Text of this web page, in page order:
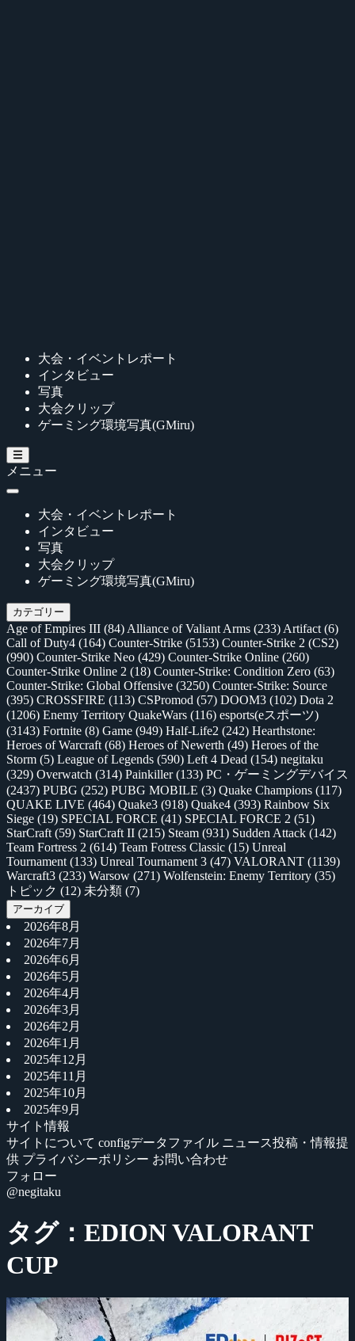
大会・イベントレポート
インタビュー
写真
大会クリップ
ゲーミング環境写真(GMiru)
メニュー
大会・イベントレポート
インタビュー
写真
大会クリップ
ゲーミング環境写真(GMiru)
カテゴリー
Age of Empires III (84) Alliance of Valiant Arms (233) Artifact (6)
Call of Duty4 (164) Counter-Strike (5153) Counter-Strike 2 (CS2)
(990) Counter-Strike Neo (429) Counter-Strike Online (260)
Counter-Strike Online 2 (18) Counter-Strike: Condition Zero (63)
Counter-Strike: Global Offensive (3250) Counter-Strike: Source
(395) CROSSFIRE (113) CSPromod (57) DOOM3 (102) Dota 2
(1206) Enemy Territory QuakeWars (116) esports(eスポーツ)
(3143) Fortnite (8) Game (949) Half-Life2 (242) Hearthstone:
Heroes of Warcraft (68) Heroes of Newerth (49) Heroes of the
Storm (5) League of Legends (590) Left 4 Dead (154) negitaku
(329) Overwatch (314) Painkiller(133) PC・ゲーミングデバイス
(2437) PUBG (252) PUBG MOBILE (3) Quake Champions (117)
QUAKE LIVE (464) Quake3 (918) Quake4 (393) Rainbow Six
Siege (19) SPECIAL FORCE (41) SPECIAL FORCE 2 (51)
StarCraft (59) StarCraft II (215) Steam (931) Sudden Attack (142)
Team Fortress 2 (614) Team Fotress Classic (15) Unreal
Tournament (133) Unreal Tournament 3 (47) VALORANT (1139)
Warcraft3 (233) Warsow (271) Wolfenstein: Enemy Territory (35)
トピック (12) 未分類 (7)
アーカイブ
2026年8月
2026年7月
2026年6月
2026年5月
2026年4月
2026年3月
2026年2月
2026年1月
2025年12月
2025年11月
2025年10月
2025年9月
サイト情報
サイトについて configデータファイル ニュース投稿・情報提
供 プライバシーポリシー お問い合わせ
フォロー
@negitaku
タグ：EDION VALORANT
CUP